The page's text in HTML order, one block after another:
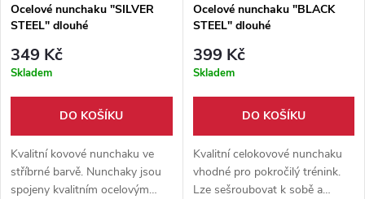
Ocelové nunchaku "SILVER
STEEL" dlouhé
349 Kč
Skladem
DO KOŠÍKU
Kvalitní kovové nunchaku ve
stříbrné barvě. Nunchaky jsou
spojeny kvalitním ocelovým
Ocelové nunchaku "BLACK
STEEL" dlouhé
399 Kč
Skladem
DO KOŠÍKU
Kvalitní celokovové nunchaku
vhodné pro pokročilý trénink.
Lze sešroubovat k sobě a